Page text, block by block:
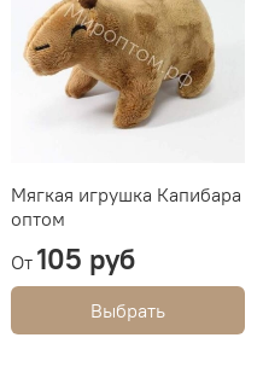
Мягкая игрушка Капибара
оптом
От 105 руб
Выбрать